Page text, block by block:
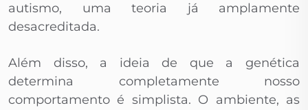
autismo, uma teoria já amplamente
desacreditada.
Além disso, a ideia de que a genética
determina completamente nosso
comportamento é simplista. O ambiente, as